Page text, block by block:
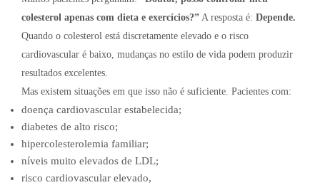
colesterol apenas com dieta e exercícios?” A resposta é: Depende.
Quando o colesterol está discretamente elevado e o risco
cardiovascular é baixo, mudanças no estilo de vida podem produzir
resultados excelentes.
Mas existem situações em que isso não é suficiente. Pacientes com:
doença cardiovascular estabelecida;
diabetes de alto risco;
hipercolesterolemia familiar;
níveis muito elevados de LDL;
risco cardiovascular elevado,